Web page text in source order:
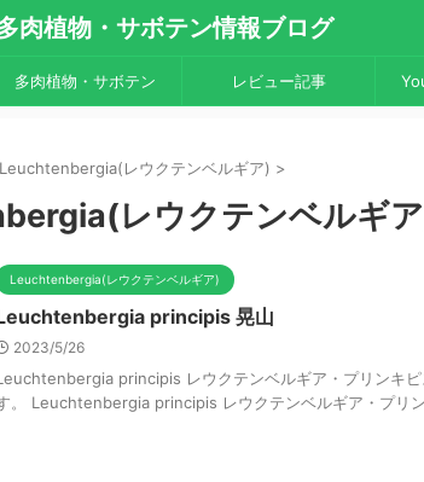
植物・サボテン情報ブログ
多肉植物・サボテン レビュー記事
Leuchtenbergia(レウクテンベルギア) >
レウクテンベルギ
Leuchtenbergia(レウクテンベルギア)
principis 晃山
2023/5/26
principis レウクテンベルギア・プリンキピ
。 Leuchtenbergia principis レウクテンベルギア・プリ